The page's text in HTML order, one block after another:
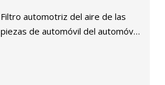
Filtro automotriz del aire de las
piezas de automóvil del automóvil